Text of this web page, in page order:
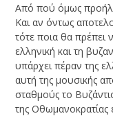
Από πού όμως
Και αν όντως
τότε ποια θα
ελληνική και τη
υπάρχει πέραν της
αυτή της μουσικής
σταθμούς το
της